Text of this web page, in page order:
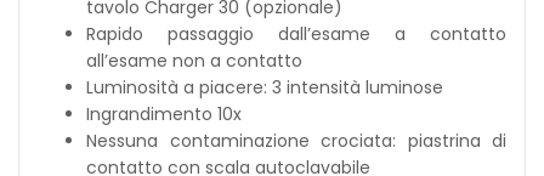
tavolo Charger 30 (opzionale)
Rapido passaggio dall’esame a contatto
all’esame non a contatto
Luminosità a piacere: 3 intensità luminose
Ingrandimento 10x
Nessuna contaminazione crociata: piastrina di
contatto con scala autoclavabile